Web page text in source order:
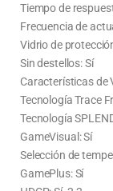
Tiempo de
Frecuencia de
Vidrio de
Sin destellos: Sí
Características de
Tecnología Trace
Tecnología
GameVisual: Sí
Selección de
GamePlus: Sí